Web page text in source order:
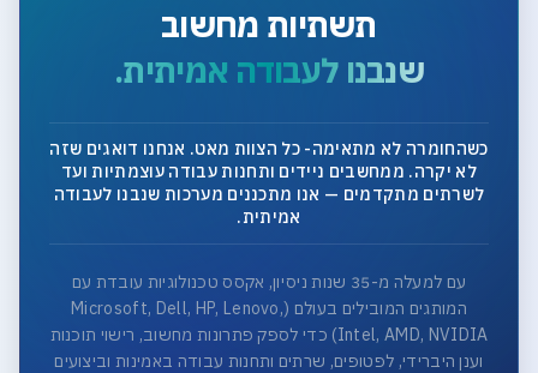
תשתיות מחשוב
שנבנו לעבודה אמיתית.
כשהחומרה לא מתאימה- כל הצוות מאט. אנחנו דואגים שזה
לא יקרה. ממחשבים ניידים ותחנות עבודה עוצמתיות ועד
לשרתים מתקדמים — אנו מתכננים מערכות שנבנו לעבודה
אמיתית.
עם למעלה מ-35 שנות ניסיון, אקסס טכנולוגיות עובדת עם
המותגים המובילים בעולם (Microsoft, Dell, HP, Lenovo,
Intel, AMD, NVIDIA) כדי לספק פתרונות מחשוב, רישוי תוכנות
וענן היברידי, לפטופים, שרתים ותחנות עבודה באמינות וביצועים